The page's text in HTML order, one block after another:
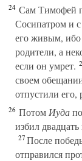
24 Сам Тимофей
Сосипатром и
его живым, ибо
родители, а
если он умрет.
своем
отпустили его,
26 Потом Иуда
избил
27После
отправился